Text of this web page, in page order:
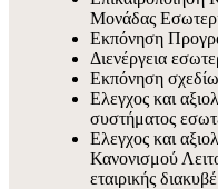
Μονάδας
Εκπόνηση
Διενέργεια
Εκπόνηση
Ελεγχος και
συστήματος
Ελεγχος και
Κανονισμού
εταιρικής